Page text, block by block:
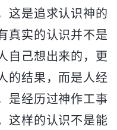
这是追求认识神的
真实的认识并不是
自己想出来的，更
的结果，而是人经
是经历过神作工事
这样的认识不是能